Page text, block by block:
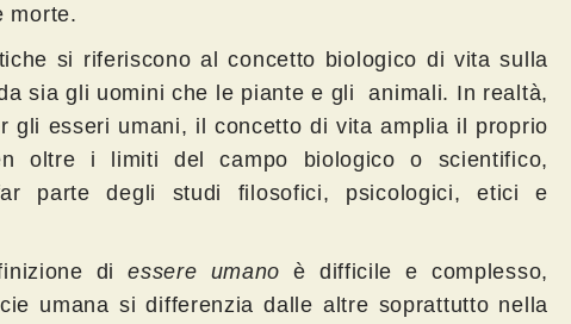
morte.
si riferiscono al concetto biologico di vita sulla
sia gli uomini che le piante e gli animali. In realtà,
gli esseri umani, il concetto di vita amplia il proprio
oltre i limiti del campo biologico o scientifico,
parte degli studi filosofici, psicologici, etici e
diessere umano è difficile e complesso,
umana si differenzia dalle altre soprattutto nella